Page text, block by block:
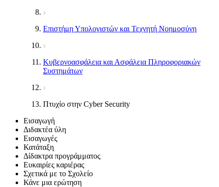
Επιστήμη Υπολογιστών και Τεχνητή Νοημοσύνη
Κυβερνοασφάλεια και Ασφάλεια Πληροφοριακών
Συστημάτων
Πτυχίο στην Cyber Security
Εισαγωγή
Διδακτέα ύλη
Εισαγωγές
Κατάταξη
Δίδακτρα προγράμματος
Ευκαιρίες καριέρας
Σχετικά με το Σχολείο
Κάνε μια ερώτηση